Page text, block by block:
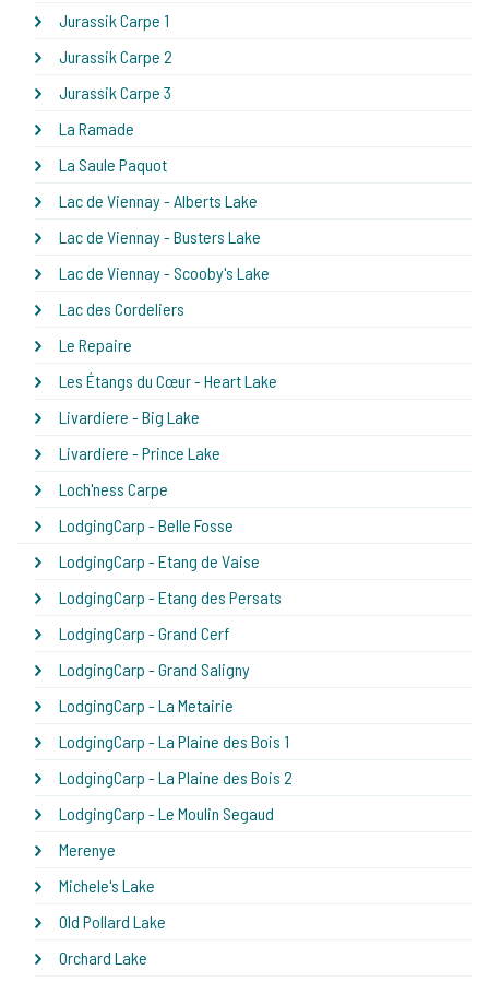
Jurassik Carpe 1
Jurassik Carpe 2
Jurassik Carpe 3
La Ramade
La Saule Paquot
Lac de Viennay - Alberts Lake
Lac de Viennay - Busters Lake
Lac de Viennay - Scooby's Lake
Lac des Cordeliers
Le Repaire
Les Étangs du Cœur - Heart Lake
Livardiere - Big Lake
Livardiere - Prince Lake
Loch'ness Carpe
LodgingCarp - Belle Fosse
LodgingCarp - Etang de Vaise
LodgingCarp - Etang des Persats
LodgingCarp - Grand Cerf
LodgingCarp - Grand Saligny
LodgingCarp - La Metairie
LodgingCarp - La Plaine des Bois 1
LodgingCarp - La Plaine des Bois 2
LodgingCarp - Le Moulin Segaud
Merenye
Michele's Lake
Old Pollard Lake
Orchard Lake